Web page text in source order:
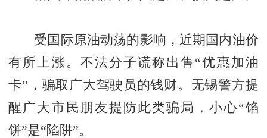
受国际原油动荡的影响，近期国内油价
有所上涨。不法分子谎称出售“优惠加油
卡”，骗取广大驾驶员的钱财。无锡警方提
醒广大市民朋友提防此类骗局，小心“馅
饼”是“陷阱”。